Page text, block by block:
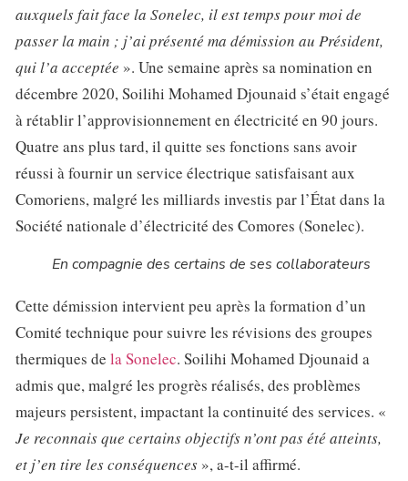
auxquels fait face la Sonelec, il est temps pour moi de
passer la main ; j’ai présenté ma démission au Président,
qui l’a acceptée ». Une semaine après sa nomination en
décembre 2020, Soilihi Mohamed Djounaid s’était engagé
à rétablir l’approvisionnement en électricité en 90 jours.
Quatre ans plus tard, il quitte ses fonctions sans avoir
réussi à fournir un service électrique satisfaisant aux
Comoriens, malgré les milliards investis par l’État dans la
Société nationale d’électricité des Comores (Sonelec).
En compagnie des certains de ses collaborateurs
Cette démission intervient peu après la formation d’un
Comité technique pour suivre les révisions des groupes
thermiques de la Sonelec. Soilihi Mohamed Djounaid a
admis que, malgré les progrès réalisés, des problèmes
majeurs persistent, impactant la continuité des services. «
Je reconnais que certains objectifs n’ont pas été atteints,
et j’en tire les conséquences », a-t-il affirmé.